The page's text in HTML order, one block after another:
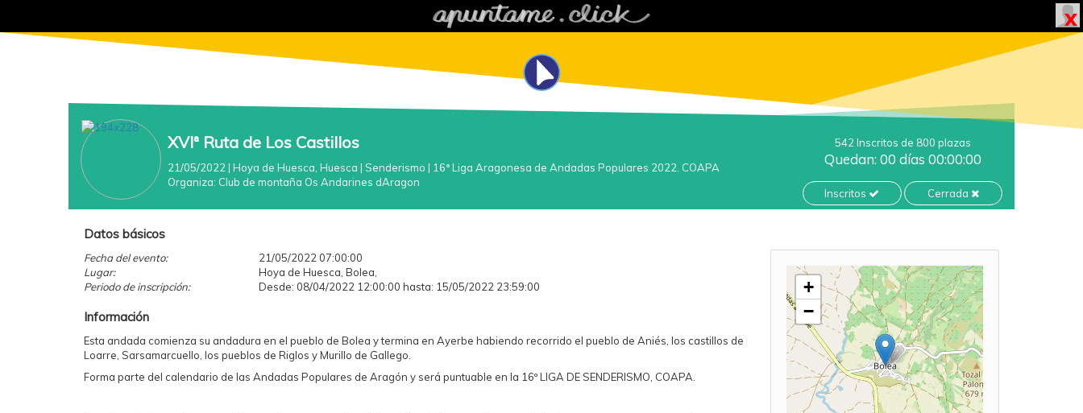
XVIª Ruta de Los Castillos
21/05/2022 | Hoya de Huesca, Huesca | Senderismo | 16ª Liga Aragonesa de Andadas Populares 2022. COAPA
Organiza: Club de montaña Os Andarines dAragon
542 Inscritos de 800 plazas
Quedan: 00 días 00:00:00
Inscritos Cerrada
Datos básicos
Fecha del evento:
21/05/2022 07:00:00
Lugar:
Hoya de Huesca, Bolea,
Periodo de inscripción:
Desde: 08/04/2022 12:00:00 hasta: 15/05/2022 23:59:00
Información
Esta andada comienza su andadura en el pueblo de Bolea y termina en Ayerbe habiendo recorrido el pueblo de Aniés, los castillos de
Loarre, Sarsamarcuello, los pueblos de Riglos y Murillo de Gallego.
Forma parte del calendario de las Andadas Populares de Aragón y será puntuable en la 16º LIGA DE SENDERISMO, COAPA.
+
−